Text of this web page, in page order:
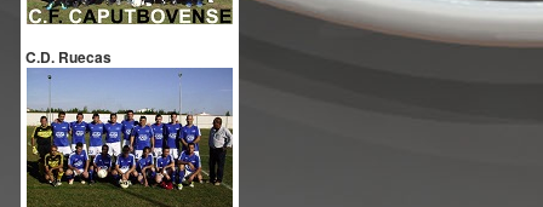
C.D. Ruecas